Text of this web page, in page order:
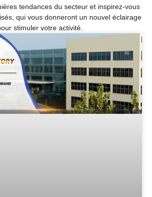
tendances du secteur et inspirez-vous
qui vous donneront un nouvel éclairage
stimuler votre activité.